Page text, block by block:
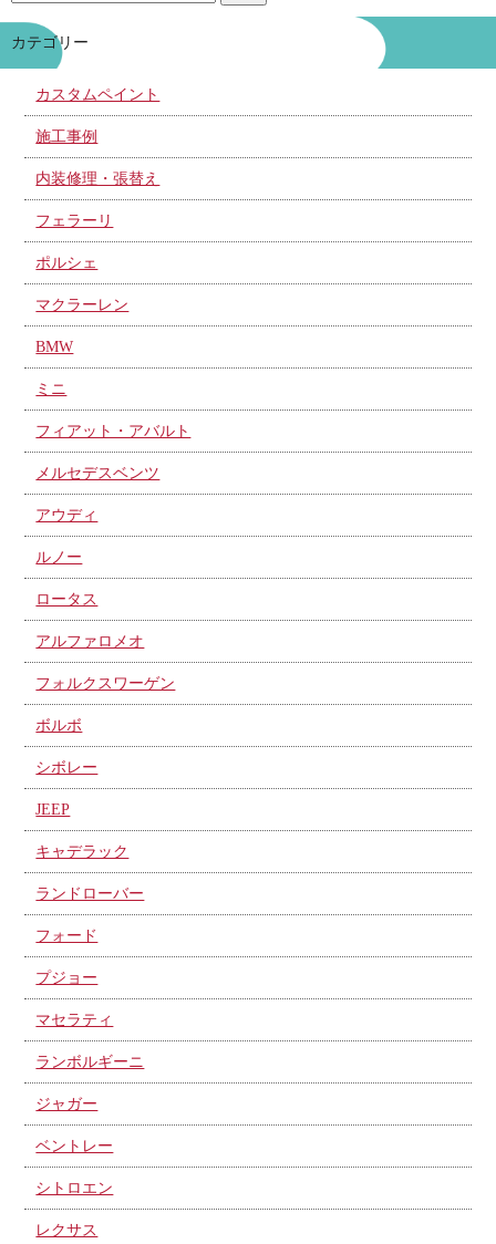
カテゴリー
カスタムペイント
施工事例
内装修理・張替え
フェラーリ
ポルシェ
マクラーレン
BMW
ミニ
フィアット・アバルト
メルセデスベンツ
アウディ
ルノー
ロータス
アルファロメオ
フォルクスワーゲン
ボルボ
シボレー
JEEP
キャデラック
ランドローバー
フォード
プジョー
マセラティ
ランボルギーニ
ジャガー
ベントレー
シトロエン
レクサス